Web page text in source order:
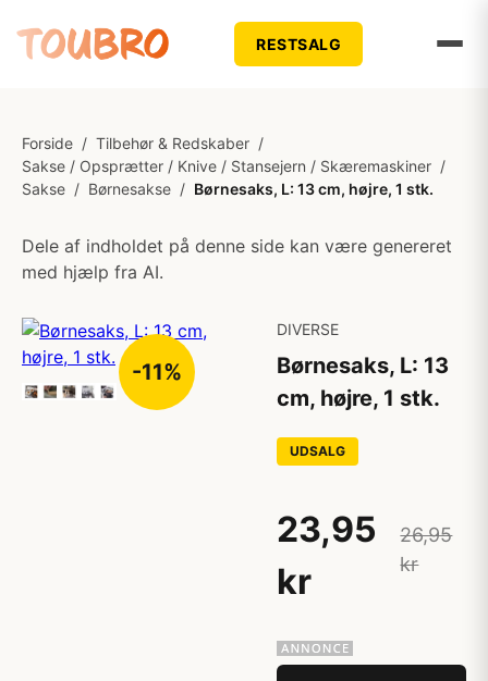
RESTSALG
Forside / Tilbehør & Redskaber /
Sakse / Opsprætter / Knive / Stansejern / Skæremaskiner /
Sakse / Børnesakse / Børnesaks, L: 13 cm, højre, 1 stk.
Dele af indholdet på denne side kan være genereret
med hjælp fra AI.
-11%
DIVERSE
Børnesaks, L: 13
cm, højre, 1 stk.
UDSALG
23,95
kr
26,95
kr